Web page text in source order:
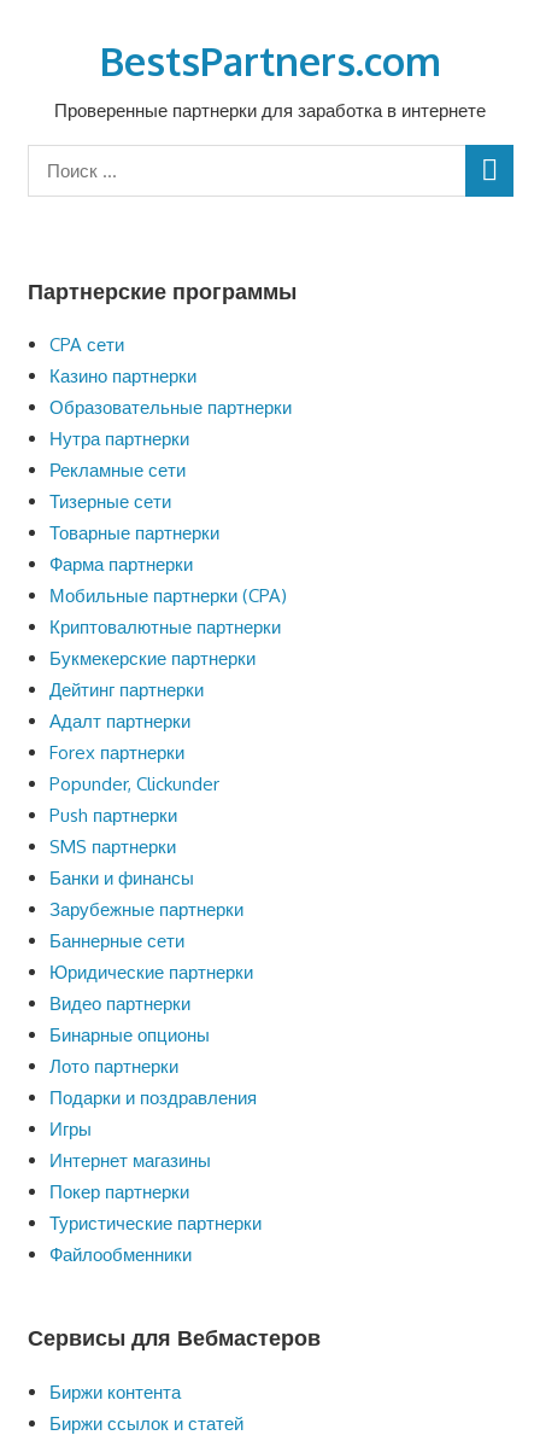
содержимомуBestsPartners.com
Проверенные партнерки для заработка в интернете
Партнерские программы
CPA сети
Казино партнерки
Образовательные партнерки
Нутра партнерки
Рекламные сети
Тизерные сети
Товарные партнерки
Фарма партнерки
Мобильные партнерки (CPA)
Криптовалютные партнерки
Букмекерские партнерки
Дейтинг партнерки
Адалт партнерки
Forex партнерки
Popunder, Clickunder
Push партнерки
SMS партнерки
Банки и финансы
Зарубежные партнерки
Баннерные сети
Юридические партнерки
Видео партнерки
Бинарные опционы
Лото партнерки
Подарки и поздравления
Игры
Интернет магазины
Покер партнерки
Туристические партнерки
Файлообменники
Сервисы для Вебмастеров
Биржи контента
Биржи ссылок и статей